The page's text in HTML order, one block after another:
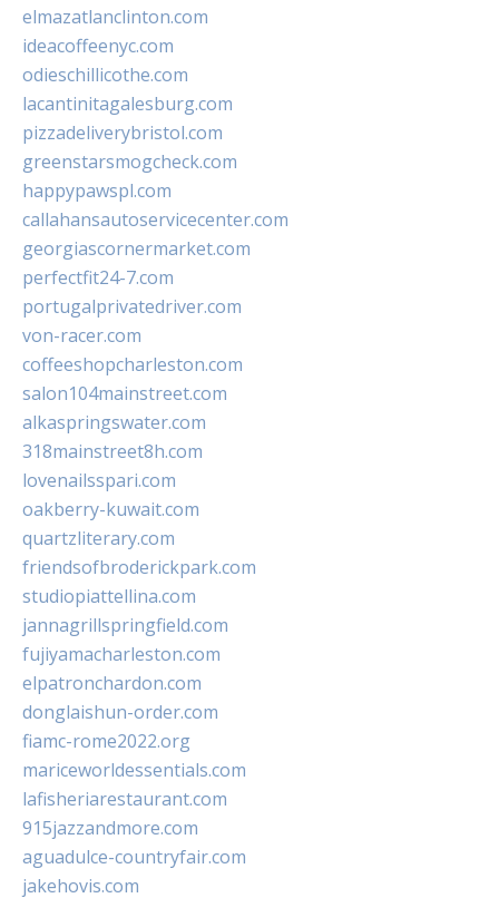
elmazatlanclinton.com
ideacoffeenyc.com
odieschillicothe.com
lacantinitagalesburg.com
pizzadeliverybristol.com
greenstarsmogcheck.com
happypawspl.com
callahansautoservicecenter.com
georgiascornermarket.com
perfectfit24-7.com
portugalprivatedriver.com
von-racer.com
coffeeshopcharleston.com
salon104mainstreet.com
alkaspringswater.com
318mainstreet8h.com
lovenailsspari.com
oakberry-kuwait.com
quartzliterary.com
friendsofbroderickpark.com
studiopiattellina.com
jannagrillspringfield.com
fujiyamacharleston.com
elpatronchardon.com
donglaishun-order.com
fiamc-rome2022.org
mariceworldessentials.com
lafisheriarestaurant.com
915jazzandmore.com
aguadulce-countryfair.com
jakehovis.com